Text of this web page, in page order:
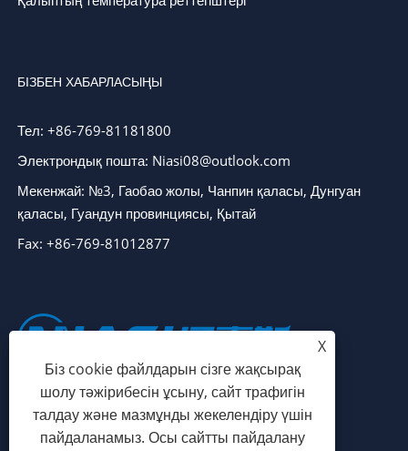
БІЗБЕН ХАБАРЛАСЫҢЫ
Тел: +86-769-81181800
Электрондық пошта: Niasi08@outlook.com
Мекенжай: №3, Гаобао жолы, Чанпин қаласы, Дунгуан
қаласы, Гуандун провинциясы, Қытай
Fax: +86-769-81012877
X
Біз cookie файлдарын сізге жақсырақ
шолу тәжірибесін ұсыну, сайт трафигін
талдау және мазмұнды жекелендіру үшін
пайдаланамыз. Осы сайтты пайдалану